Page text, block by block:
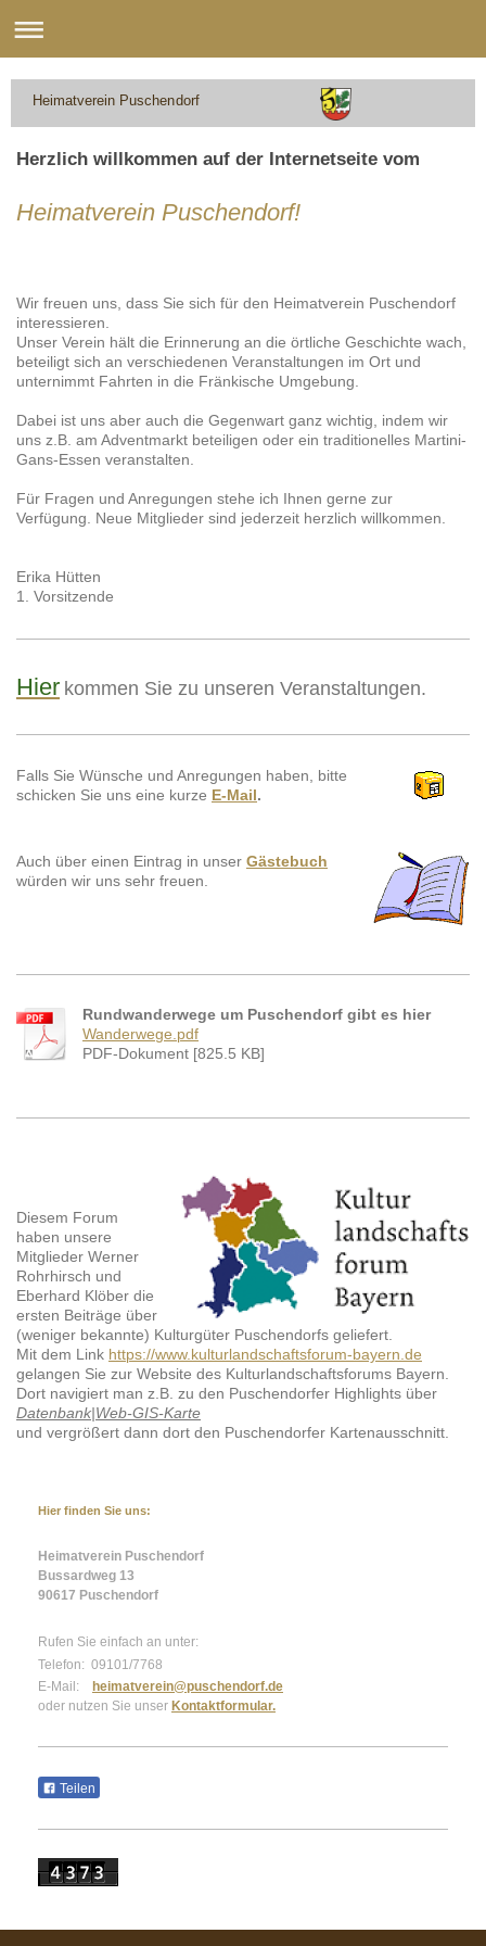
Heimatverein Puschendorf
Herzlich willkommen auf der Internetseite vom
Heimatverein Puschendorf!
Wir freuen uns, dass Sie sich für den Heimatverein Puschendorf
interessieren.
Unser Verein hält die Erinnerung an die örtliche Geschichte wach,
beteiligt sich an verschiedenen Veranstaltungen im Ort und
unternimmt Fahrten in die Fränkische Umgebung.
Dabei ist uns aber auch die Gegenwart ganz wichtig, indem wir
uns z.B. am Adventmarkt beteiligen oder ein traditionelles Martini-
Gans-Essen veranstalten.
Für Fragen und Anregungen stehe ich Ihnen gerne zur
Verfügung. Neue Mitglieder sind jederzeit herzlich willkommen.
Erika Hütten
1. Vorsitzende
Hier kommen Sie zu unseren Veranstaltungen.
Falls Sie Wünsche und Anregungen haben, bitte
schicken Sie uns eine kurze E-Mail.
Auch über einen Eintrag in unser Gästebuch
würden wir uns sehr freuen.
Rundwanderwege um Puschendorf gibt es hier
Wanderwege.pdf
PDF-Dokument [825.5 KB]
Diesem Forum
haben unsere
Mitglieder Werner
Rohrhirsch und
Eberhard Klöber die
ersten Beiträge über
(weniger bekannte) Kulturgüter Puschendorfs geliefert.
Mit dem Link https://www.kulturlandschaftsforum-bayern.de
gelangen Sie zur Website des Kulturlandschaftsforums Bayern.
Dort navigiert man z.B. zu den Puschendorfer Highlights über
Datenbank|Web-GIS-Karte
und vergrößert dann dort den Puschendorfer Kartenausschnitt.
Hier finden Sie uns:
Heimatverein Puschendorf
Bussardweg 13
90617 Puschendorf
Rufen Sie einfach an unter:
Telefon: 09101/7768
E-Mail:
heimatverein@puschendorf.de
oder nutzen Sie unser Kontaktformular.
Teilen